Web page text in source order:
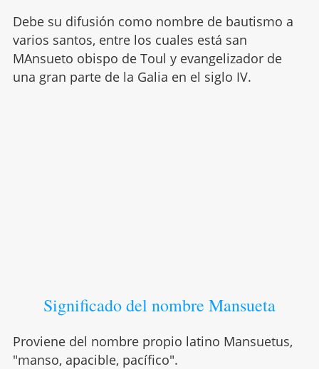
Debe su difusión como nombre de bautismo a
varios santos, entre los cuales está san
MAnsueto obispo de Toul y evangelizador de
una gran parte de la Galia en el siglo IV.
Significado del nombre Mansueta
Proviene del nombre propio latino Mansuetus,
"manso, apacible, pacífico".